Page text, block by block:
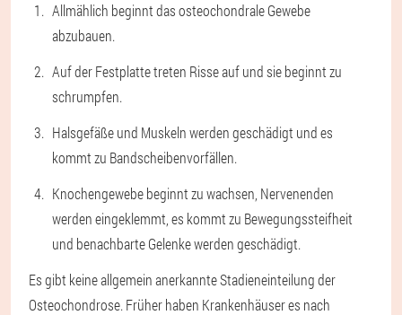
Allmählich beginnt das osteochondrale Gewebe
abzubauen.
Auf der Festplatte treten Risse auf und sie beginnt zu
schrumpfen.
Halsgefäße und Muskeln werden geschädigt und es
kommt zu Bandscheibenvorfällen.
Knochengewebe beginnt zu wachsen, Nervenenden
werden eingeklemmt, es kommt zu Bewegungssteifheit
und benachbarte Gelenke werden geschädigt.
Es gibt keine allgemein anerkannte Stadieneinteilung der
Osteochondrose. Früher haben Krankenhäuser es nach